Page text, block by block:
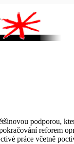
podporou,
reforem
práce včetně